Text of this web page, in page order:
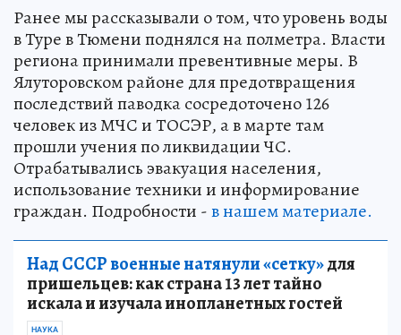
Ранее мы рассказывали о том, что уровень воды
в Туре в Тюмени поднялся на полметра. Власти
региона принимали превентивные меры. В
Ялуторовском районе для предотвращения
последствий паводка сосредоточено 126
человек из МЧС и ТОСЭР, а в марте там
прошли учения по ликвидации ЧС.
Отрабатывались эвакуация населения,
использование техники и информирование
граждан. Подробности -в нашем материале.
Над СССР военные натянули «сетку»для
пришельцев: как страна 13 лет тайно
искала и изучала инопланетных гостей
НАУКА